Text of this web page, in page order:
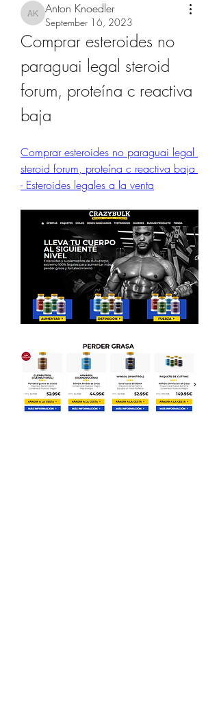
Anton Knoedler
Anton Knoedler
September 16, 2023
Comprar esteroides no
paraguai legal steroid
forum, proteína c reactiva
baja
Comprar esteroides no paraguai legal
steroid forum, proteína c reactiva baja
- Esteroides legales a la venta